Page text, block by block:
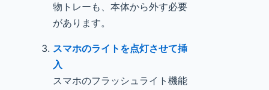
物トレーも、本体から外す必要
があります。
スマホのライトを点灯させて挿
入
スマホのフラッシュライト機能